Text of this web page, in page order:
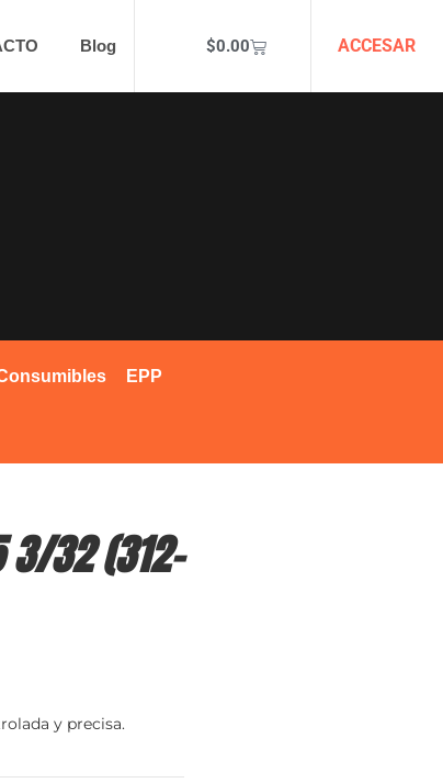
Blog $0.00 ACCESAR
EPP
3/32 (312-
y precisa.